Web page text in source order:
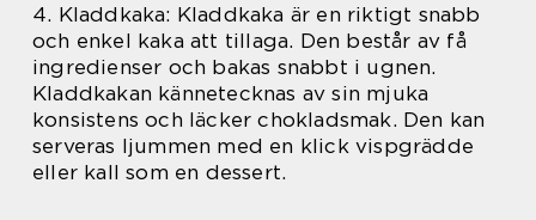
4. Kladdkaka: Kladdkaka är en riktigt snabb
och enkel kaka att tillaga. Den består av få
ingredienser och bakas snabbt i ugnen.
Kladdkakan kännetecknas av sin mjuka
konsistens och läcker chokladsmak. Den kan
serveras ljummen med en klick vispgrädde
eller kall som en dessert.